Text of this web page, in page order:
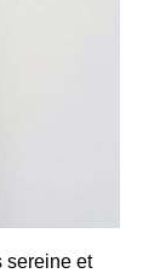
sereine et